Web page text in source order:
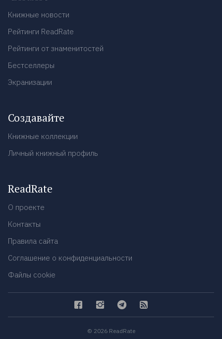
Книжные новости
Рейтинги ReadRate
Рейтинги от знаменитостей
Бестселлеры
Экранизации
Создавайте
Книжные коллекции
Личный книжный профиль
ReadRate
О проекте
Контакты
Правила сайта
Соглашение о конфиденциальности
Файлы cookie
© 2026 ReadRate